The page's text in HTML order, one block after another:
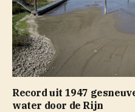
Record uit 1947
water door de Rijn